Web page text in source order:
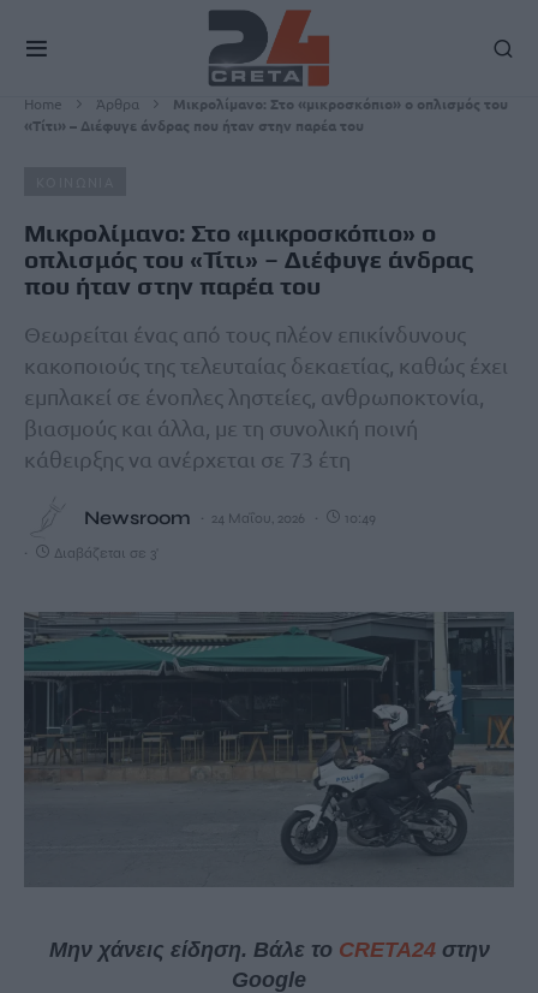
Home Άρθρα
Μικρολίμανο: Στο «μικροσκόπιο» ο οπλισμός του
«Τίτι» – Διέφυγε άνδρας που ήταν στην παρέα του
Μικρολίμανο: Στο «μικροσκόπιο» ο
οπλισμός του «Τίτι» – Διέφυγε άνδρας
που ήταν στην παρέα του
Θεωρείται ένας από τους πλέον επικίνδυνους
κακοποιούς της τελευταίας δεκαετίας, καθώς έχει
εμπλακεί σε ένοπλες ληστείες, ανθρωποκτονία,
βιασμούς και άλλα, με τη συνολική ποινή
κάθειρξης να ανέρχεται σε 73 έτη
Newsroom 24 Μαΐου, 2026 10:49
Διαβάζεται σε 3'
Μην χάνεις είδηση. Βάλε το CRETA24στην
Google